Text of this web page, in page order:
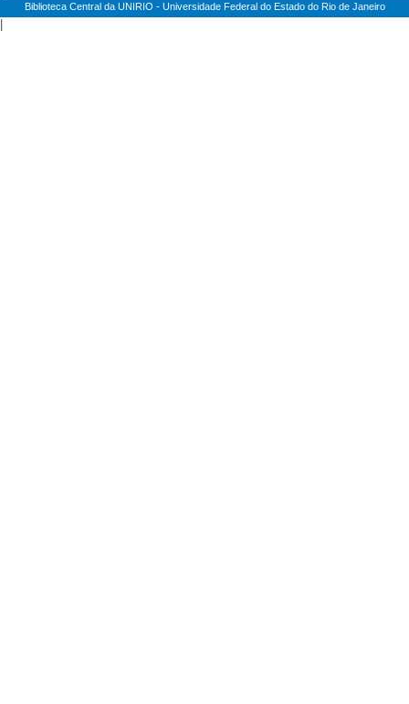
Biblioteca Central da UNIRIO - Universidade Federal do Estado do Rio de Janeiro